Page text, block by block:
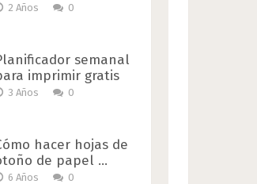
2 Años 0
semanal
imprimir gratis
3 Años 0
hacer hojas de
de papel …
6 Años 0